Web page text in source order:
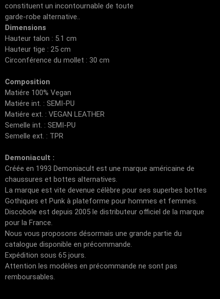
constituent un incontournable de toute
garde-robe alternative..
Dimensions
Hauteur talon : 5.1 cm
Hauteur tige : 25 cm
Circonférence du mollet : 30 cm
Composition
Matiére 100% Vegan
Matiére int. : SEMI-PU
Matiére ext. : VEGAN LEATHER
Semelle int. : SEMI-PU
Semelle ext. : TPR
Demoniacult :
Créée en 1993 Demoniacult est une marque américaine de
chaussures et bottes alternatives.
La marque est vite devenue célèbre pour ses superbes bottes
Gothiques et Punk à plateforme pour hommes et femmes.
Discobole est depuis 2005 le distributeur officiel de la marque
pour la France.
Nous vous proposons désormais une grande partie du
catalogue disponible en précommande.
Expédition sous 65 jours.
Attention les modèles en précommande ne sont pas
remboursables.